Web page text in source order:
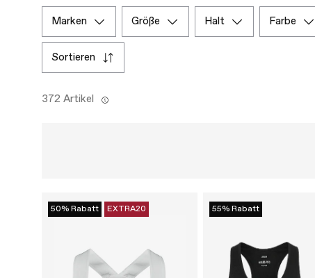
marken größe halt farbe
sortieren
372 Artikel
50% Rabatt EXTRA20 55% Rabatt